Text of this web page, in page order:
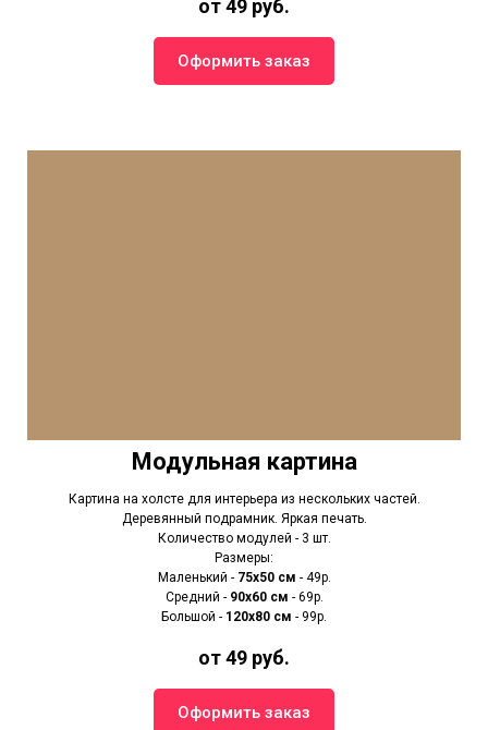
от 49 руб.
Оформить заказ
Модульная картина
Картина на холсте для интерьера из нескольких частей.
Деревянный подрамник. Яркая печать.
Количество модулей - 3 шт.
Размеры:
Маленький - 75х50 см - 49р.
Средний - 90x60 см - 69р.
Большой - 120х80 см - 99р.
от 49 руб.
Оформить заказ